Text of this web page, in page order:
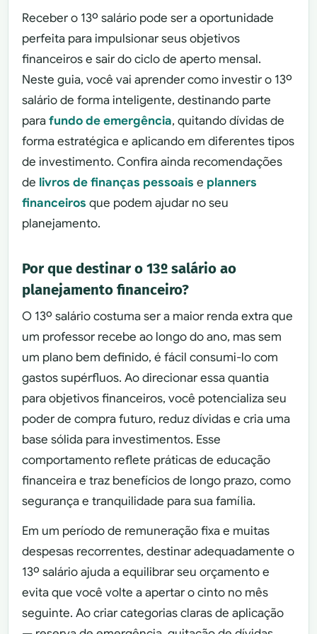
Receber o 13º salário pode ser a oportunidade
perfeita para impulsionar seus objetivos
financeiros e sair do ciclo de aperto mensal.
Neste guia, você vai aprender como investir o 13º
salário de forma inteligente, destinando parte
parafundo de emergência, quitando dívidas de
forma estratégica e aplicando em diferentes tipos
de investimento. Confira ainda recomendações
de livros de finanças pessoais e planners
financeiros que podem ajudar no seu
planejamento.
Por que destinar o 13º salário ao
planejamento financeiro?
O 13º salário costuma ser a maior renda extra que
um professor recebe ao longo do ano, mas sem
um plano bem definido, é fácil consumi-lo com
gastos supérfluos. Ao direcionar essa quantia
para objetivos financeiros, você potencializa seu
poder de compra futuro, reduz dívidas e cria uma
base sólida para investimentos. Esse
comportamento reflete práticas de educação
financeira e traz benefícios de longo prazo, como
segurança e tranquilidade para sua família.
Em um período de remuneração fixa e muitas
despesas recorrentes, destinar adequadamente o
13º salário ajuda a equilibrar seu orçamento e
evita que você volte a apertar o cinto no mês
seguinte. Ao criar categorias claras de aplicação